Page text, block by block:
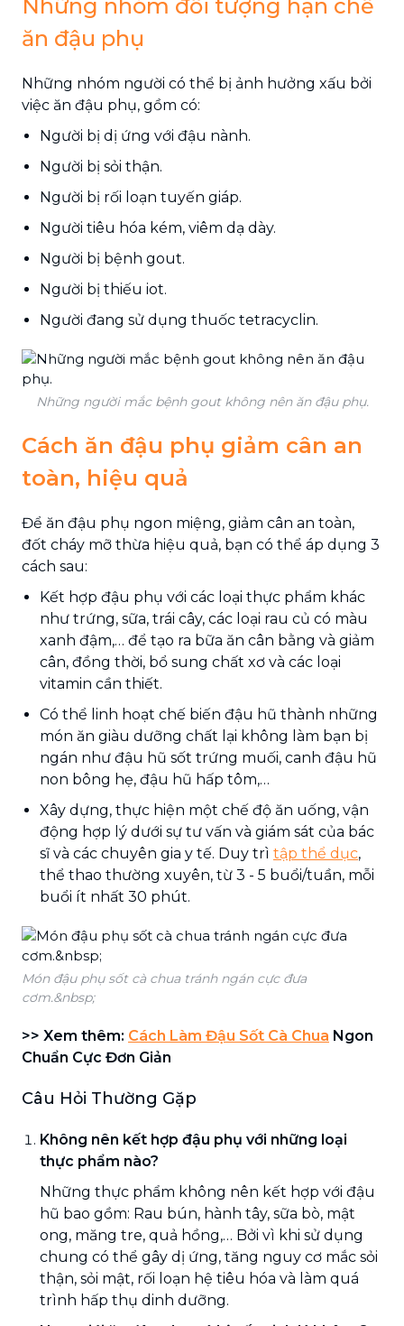
Những nhóm đối tượng hạn chế
ăn đậu phụ
Những nhóm người có thể bị ảnh hưởng xấu bởi
việc ăn đậu phụ, gồm có:
Người bị dị ứng với đậu nành.
Người bị sỏi thận.
Người bị rối loạn tuyến giáp.
Người tiêu hóa kém, viêm dạ dày.
Người bị bệnh gout.
Người bị thiếu iot.
Người đang sử dụng thuốc tetracyclin.
Những người mắc bệnh gout không nên ăn đậu phụ.
Cách ăn đậu phụ giảm cân an
toàn, hiệu quả
Để ăn đậu phụ ngon miệng, giảm cân an toàn,
đốt cháy mỡ thừa hiệu quả, bạn có thể áp dụng 3
cách sau:
Kết hợp đậu phụ với các loại thực phẩm khác
như trứng, sữa, trái cây, các loại rau củ có màu
xanh đậm,… để tạo ra bữa ăn cân bằng và giảm
cân, đồng thời, bổ sung chất xơ và các loại
vitamin cần thiết.
Có thể linh hoạt chế biến đậu hũ thành những
món ăn giàu dưỡng chất lại không làm bạn bị
ngán như đậu hũ sốt trứng muối, canh đậu hũ
non bông hẹ, đậu hũ hấp tôm,…
Xây dựng, thực hiện một chế độ ăn uống, vận
động hợp lý dưới sự tư vấn và giám sát của bác
sĩ và các chuyên gia y tế. Duy trì tập thể dục,
thể thao thường xuyên, từ 3 - 5 buổi/tuần, mỗi
buổi ít nhất 30 phút.
Món đậu phụ sốt cà chua tránh ngán cực đưa
cơm.&nbsp;
>> Xem thêm: Cách Làm Đậu Sốt Cà Chua Ngon
Chuẩn Cực Đơn Giản
Câu Hỏi Thường Gặp
Không nên kết hợp đậu phụ với những loại
thực phẩm nào?
Những thực phẩm không nên kết hợp với đậu
hũ bao gồm: Rau bún, hành tây, sữa bò, mật
ong, măng tre, quả hồng,… Bởi vì khi sử dụng
chung có thể gây dị ứng, tăng nguy cơ mắc sỏi
thận, sỏi mật, rối loạn hệ tiêu hóa và làm quá
trình hấp thụ dinh dưỡng.